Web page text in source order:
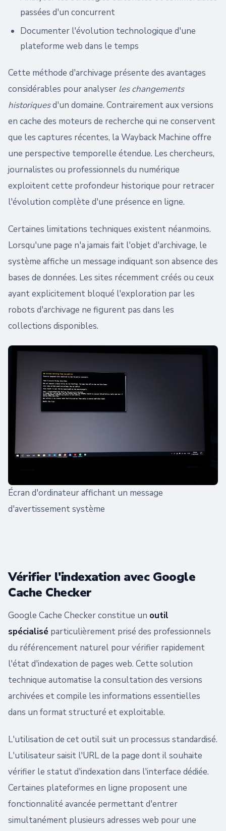
passées d'un concurrent
Documenter l'évolution technologique d'une
plateforme web dans le temps
Cette méthode d'archivage présente des avantages
considérables pour analyser les changements
historiquesd'un domaine. Contrairement aux versions
en cache des moteurs de recherche qui ne conservent
que les captures récentes, la Wayback Machine offre
une perspective temporelle étendue. Les chercheurs,
journalistes ou professionnels du numérique
exploitent cette profondeur historique pour retracer
l'évolution complète d'une présence en ligne.
Certaines limitations techniques existent néanmoins.
Lorsqu'une page n'a jamais fait l'objet d'archivage, le
système affiche un message indiquant son absence des
bases de données. Les sites récemment créés ou ceux
ayant explicitement bloqué l'exploration par les
robots d'archivage ne figurent pas dans les
collections disponibles.
Écran d'ordinateur affichant un message
d'avertissement système
Vérifier l'indexation avec Google
Cache Checker
Google Cache Checker constitue un outil
spécialisé particulièrement prisé des professionnels
du référencement naturel pour vérifier rapidement
l'état d'indexation de pages web. Cette solution
technique automatise la consultation des versions
archivées et compile les informations essentielles
dans un format structuré et exploitable.
L'utilisation de cet outil suit un processus standardisé.
L'utilisateur saisit l'URL de la page dont il souhaite
vérifier le statut d'indexation dans l'interface dédiée.
Certaines plateformes en ligne proposent une
fonctionnalité avancée permettant d'entrer
simultanément plusieurs adresses web pour une